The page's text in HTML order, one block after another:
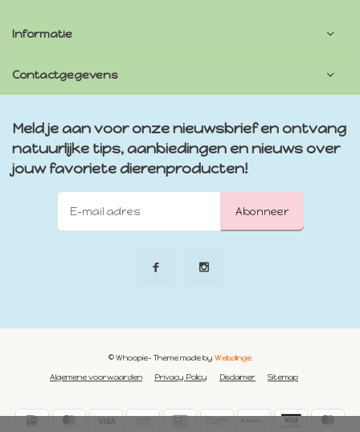
Informatie
Contactgegevens
Meld je aan voor onze nieuwsbrief en ontvang
natuurlijke tips, aanbiedingen en nieuws over
jouw favoriete dierenproducten!
Abonneer
Algemene voorwaarden Privacy Policy Disclaimer Sitemap
© Whoopie- Theme made by Webdinge